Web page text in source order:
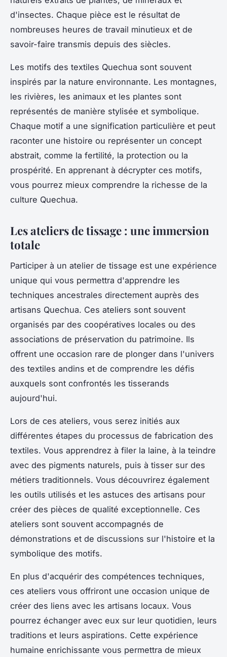
d'insectes. Chaque pièce est le résultat de
nombreuses heures de travail minutieux et de
savoir-faire transmis depuis des siècles.
Les motifs des textiles Quechua sont souvent
inspirés par la nature environnante. Les montagnes,
les rivières, les animaux et les plantes sont
représentés de manière stylisée et symbolique.
Chaque motif a une signification particulière et peut
raconter une histoire ou représenter un concept
abstrait, comme la fertilité, la protection ou la
prospérité. En apprenant à décrypter ces motifs,
vous pourrez mieux comprendre la richesse de la
culture Quechua.
Les ateliers de tissage : une immersion
totale
Participer à un atelier de tissage est une expérience
unique qui vous permettra d'apprendre les
techniques ancestrales directement auprès des
artisans Quechua. Ces ateliers sont souvent
organisés par des coopératives locales ou des
associations de préservation du patrimoine. Ils
offrent une occasion rare de plonger dans l'univers
des textiles andins et de comprendre les défis
auxquels sont confrontés les tisserands
aujourd'hui.
Lors de ces ateliers, vous serez initiés aux
différentes étapes du processus de fabrication des
textiles. Vous apprendrez à filer la laine, à la teindre
avec des pigments naturels, puis à tisser sur des
métiers traditionnels. Vous découvrirez également
les outils utilisés et les astuces des artisans pour
créer des pièces de qualité exceptionnelle. Ces
ateliers sont souvent accompagnés de
démonstrations et de discussions sur l'histoire et la
symbolique des motifs.
En plus d'acquérir des compétences techniques,
ces ateliers vous offriront une occasion unique de
créer des liens avec les artisans locaux. Vous
pourrez échanger avec eux sur leur quotidien, leurs
traditions et leurs aspirations. Cette expérience
humaine enrichissante vous permettra de mieux